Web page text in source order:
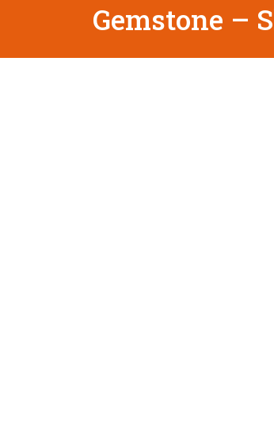
Gemstone –